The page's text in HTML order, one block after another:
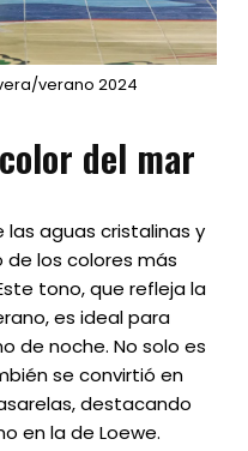
verano 2024
del mar
las aguas cristalinas y
de los colores más
tono, que refleja la
es ideal para
de noche. No solo es
se convirtió en
destacando
en la de Loewe.